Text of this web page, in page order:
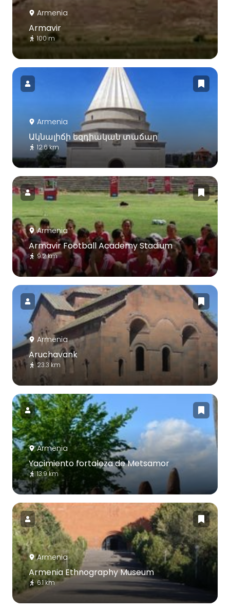
Armenia
Armavir
100 m
Armenia
Ակնալիճի եզդիական տաճար
12.6 km
Armenia
Armavir Football Academy Stadium
9.2 km
Armenia
Aruchavank
23.3 km
Armenia
Yacimiento fortaleza de Metsamor
13.9 km
Armenia
Armenia Ethnography Museum
6.1 km